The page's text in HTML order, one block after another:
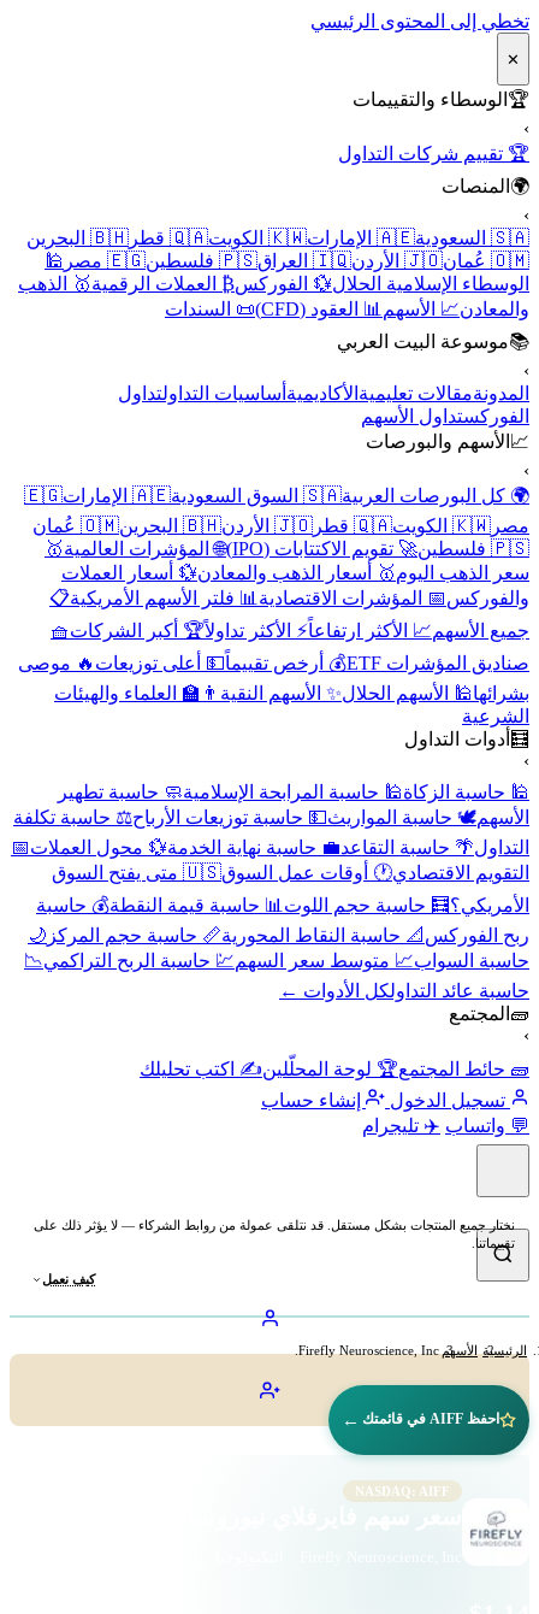
تخطي إلى المحتوى الرئيسي
✕
🏆الوسطاء والتقييمات
🏆 تقييم شركات التداول
🌍المنصات
🇸🇦 السعودية
🇦🇪 الإمارات 🇰🇼 الكويت 🇶🇦 قطر
🇧🇭 البحرين
🇴🇲 عُمان
🇯🇴 الأردن 🇮🇶 العراق 🇵🇸 فلسطين 🇪🇬 مصر
🕌
الوسطاء الإسلامية الحلال 💱 الفوركس ₿ العملات الرقمية🥇 الذهب
والمعادن📈 الأسهم📊 العقود (CFD)
📜 السندات
📚موسوعة البيت العربي
المدونةمقالات تعليميةالأكاديميةأساسيات التداولتداول
الفوركستداول الأسهم
📈الأسهم والبورصات
🌍 كل البورصات العربية🇸🇦 السوق السعودية 🇦🇪 الإمارات
🇪🇬
مصر 🇰🇼 الكويت 🇶🇦 قطر 🇯🇴 الأردن 🇧🇭 البحرين
🇴🇲 عُمان
🇵🇸 فلسطين
🚀 تقويم الاكتتابات (IPO) 🌐 المؤشرات العالمية🥇
سعر الذهب اليوم🥇 أسعار الذهب والمعادن💱 أسعار العملات
والفوركس 📅 المؤشرات الاقتصادية📊 فلتر الأسهم الأمريكية📋
جميع الأسهم📈 الأكثر ارتفاعاً⚡ الأكثر تداولاً🏆 أكبر الشركات🧺
صناديق المؤشرات ETF
💰 أرخص تقييماً💵 أعلى توزيعات🔥 موصى
بشرائها🕌 الأسهم الحلال ✨ الأسهم النقية👨‍🏫 العلماء والهيئات
الشرعية
🧮أدوات التداول
🕌 حاسبة الزكاة🕌 حاسبة المرابحة الإسلامية🧼 حاسبة تطهير
الأسهم🕊️ حاسبة المواريث💵 حاسبة توزيعات الأرباح⚖️ حاسبة تكلفة
التداول 🌴 حاسبة التقاعد💼 حاسبة نهاية الخدمة💱 محول العملات📅
التقويم الاقتصادي🕐 أوقات عمل السوق
🇺🇸 متى يفتح السوق
الأمريكي؟🧮 حاسبة حجم اللوت📊 حاسبة قيمة النقطة💰 حاسبة
ربح الفوركس 📐 حاسبة النقاط المحورية📏 حاسبة حجم المركز 🌙
حاسبة السواب📈 متوسط سعر السهم💹 حاسبة الربح التراكمي 📉
حاسبة عائد التداولكل الأدوات ←
🧱المجتمع
🧱 حائط المجتمع🏆 لوحة المحلّلين✍️ اكتب تحليلك
تسجيل الدخول
إنشاء حساب
💬 واتساب ✈️ تليجرام
نختار جميع المنتجات بشكل مستقل. قد نتلقى عمولة من روابط الشركاء — لا يؤثر ذلك على
تقييماتنا.
كيف نعمل
الرئيسية الأسهم Firefly Neuroscience, Inc.
احفظ AIFF في قائمتك ←
NASDAQ: AIFF